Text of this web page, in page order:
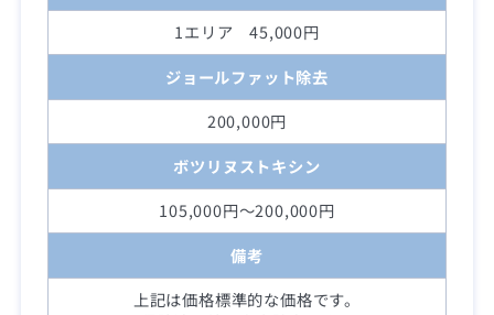
1エリア 45,000円
ジョールファット除去
200,000円
ボツリヌストキシン
105,000円～200,000円
備考
上記は価格標準的な価格です。